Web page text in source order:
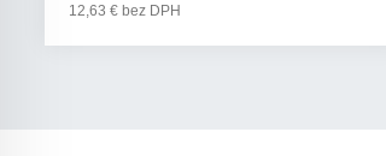
12,63 € bez DPH